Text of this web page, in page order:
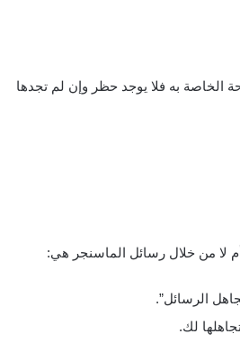
الخاصة به فلا يوجد حظر وإن لم تجدها
لا من خلال رسائل الماسنجر هي:
الرسائل”.
لك.